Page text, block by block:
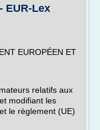
EUR-Lex
EUROPÉEN ET
relatifs aux
modifiant les
le règlement (UE)